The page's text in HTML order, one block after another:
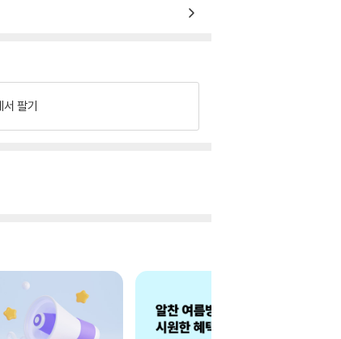
서 팔기